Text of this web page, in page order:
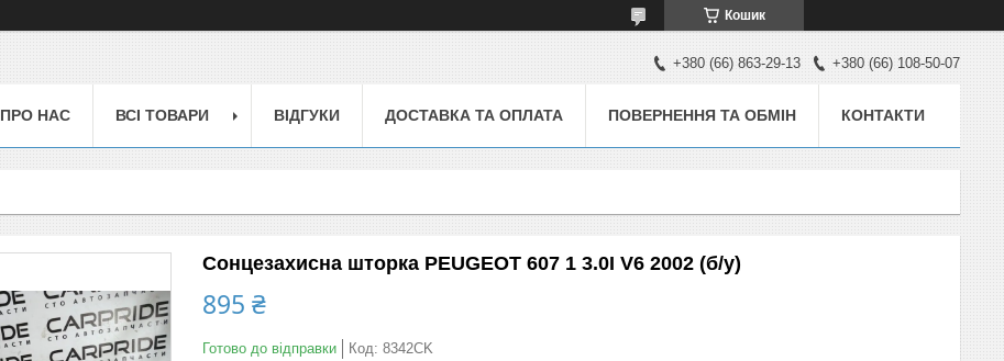
Кошик
+380 (66) 863-29-13 +380 (66) 108-50-07
ПРО НАС ВСІ ТОВАРИ ВІДГУКИ ДОСТАВКА ТА ОПЛАТА ПОВЕРНЕННЯ ТА ОБМІН КОНТАКТИ
Сонцезахисна шторка PEUGEOT 607 1 3.0I V6 2002 (б/у)
895 ₴
Готово до відправки Код: 8342CK